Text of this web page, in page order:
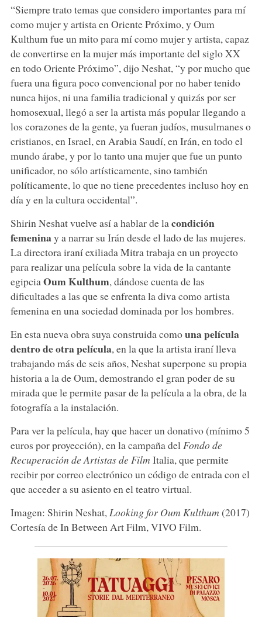
“Siempre trato temas que considero importantes para mí
como mujer y artista en Oriente Próximo, y Oum
Kulthum fue un mito para mí como mujer y artista, capaz
de convertirse en la mujer más importante del siglo XX
en todo Oriente Próximo”, dijo Neshat, “y por mucho que
fuera una figura poco convencional por no haber tenido
nunca hijos, ni una familia tradicional y quizás por ser
homosexual, llegó a ser la artista más popular llegando a
los corazones de la gente, ya fueran judíos, musulmanes o
cristianos, en Israel, en Arabia Saudí, en Irán, en todo el
mundo árabe, y por lo tanto una mujer que fue un punto
unificador, no sólo artísticamente, sino también
políticamente, lo que no tiene precedentes incluso hoy en
día y en la cultura occidental”.
Shirin Neshat vuelve así a hablar de lacondición
femeninay a narrar su Irán desde el lado de las mujeres.
La directora iraní exiliada Mitra trabaja en un proyecto
para realizar una película sobre la vida de la cantante
egipcia Oum Kulthum, dándose cuenta de las
dificultades a las que se enfrenta la diva como artista
femenina en una sociedad dominada por los hombres.
En esta nueva obra suya construida comouna película
dentro de otra película, en la que la artista iraní lleva
trabajando más de seis años, Neshat superpone su propia
historia a la de Oum, demostrando el gran poder de su
mirada que le permite pasar de la película a la obra, de la
fotografía a la instalación.
Para ver la película, hay que hacer un donativo (mínimo 5
euros por proyección), en la campaña del Fondo de
Recuperación de Artistas de Film Italia, que permite
recibir por correo electrónico un código de entrada con el
que acceder a su asiento en el teatro virtual.
Imagen: Shirin Neshat, Looking for Oum Kulthum (2017)
Cortesía de In Between Art Film, VIVO Film.